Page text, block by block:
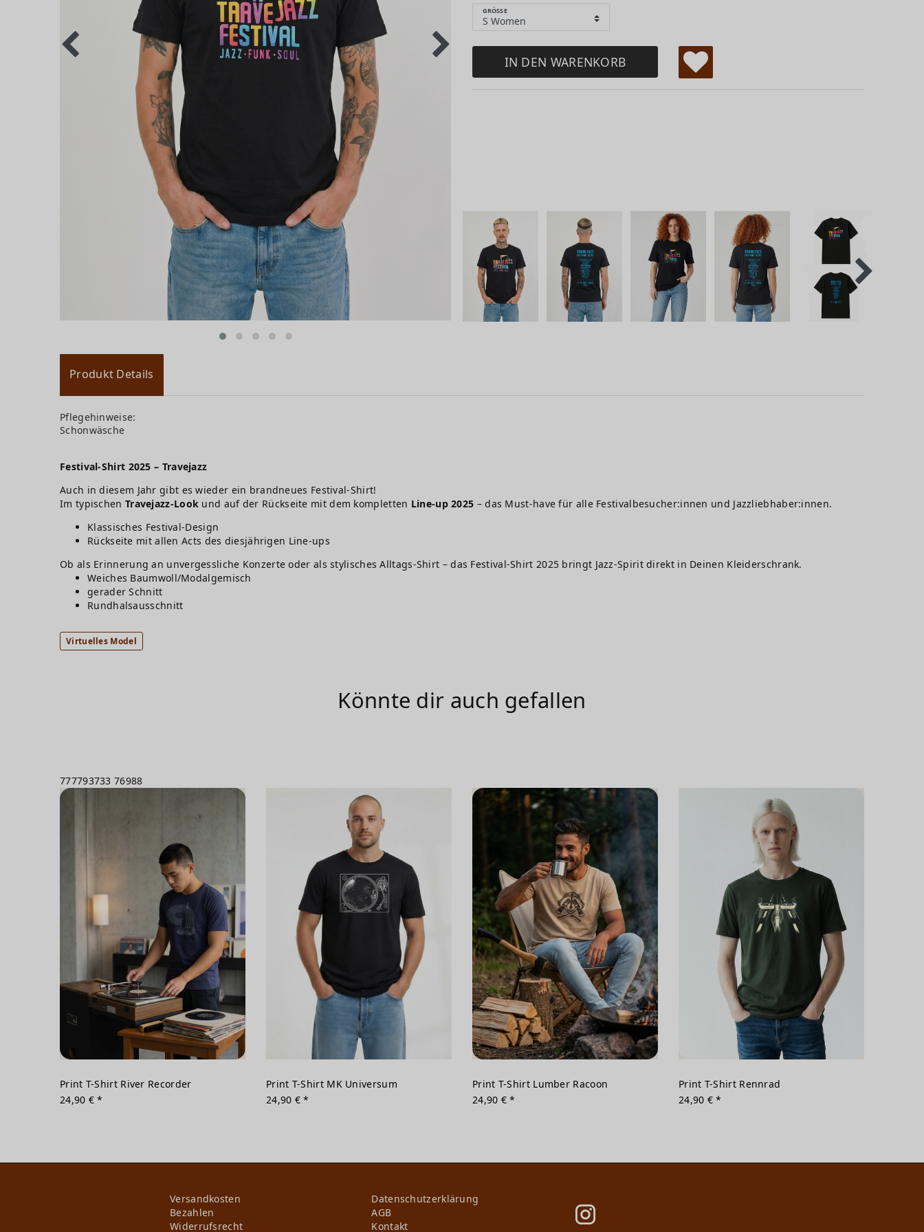
GRÖSSE
IN DEN WARENKORB
W
te
Produkt Details
Pflegehinweise:
Schonwäsche
Festival-Shirt 2025 – Travejazz
Auch in diesem Jahr gibt es wieder ein brandneues Festival-Shirt!
Im typischen Travejazz-Look und auf der Rückseite mit dem kompletten Line-up 2025 – das Must-have für alle Festivalbesucher:innen und Jazzliebhaber:innen.
Klassisches Festival-Design
Rückseite mit allen Acts des diesjährigen Line-ups
Ob als Erinnerung an unvergessliche Konzerte oder als stylisches Alltags-Shirt – das Festival-Shirt 2025 bringt Jazz-Spirit direkt in Deinen Kleiderschrank.
Weiches Baumwoll/Modalgemisch
gerader Schnitt
Rundhalsausschnitt
Virtuelles Model
Könnte dir auch gefallen
777793733 76988
Print T-Shirt River Recorder
24,90 € *
Print T-Shirt MK Universum
24,90 € *
Print T-Shirt Lumber Racoon
24,90 € *
Print T-Shirt Rennrad
24,90 € *
Versandkosten
Bezahlen
Widerrufs­recht
Daten­schutz­erklärung
AGB
Kontakt